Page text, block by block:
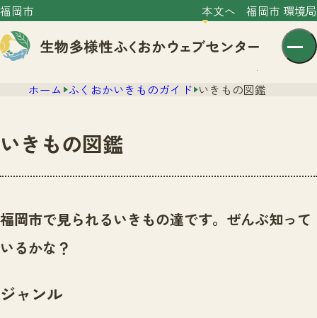
福岡市 本文へ 福岡市 環境局
センター紹介
センター紹介TOP
サイトポリシー
ニュース
いきものガイド
イベント
ホーム ふくおかいきものガイド いきもの図鑑
いきもの図鑑
福岡市で見られるいきもの達です。ぜんぶ知って
いるかな？
ジャンル